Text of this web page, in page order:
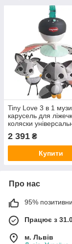
Tiny Love 3 в 1
карусель для
коляски
кріплення 5
музики від
Magical Tales
2 391 ₴
Купити
Про нас
95%
Працює з
м. Львів